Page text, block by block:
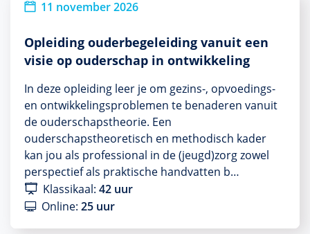
11 november 2026
Opleiding ouderbegeleiding vanuit een
visie op ouderschap in ontwikkeling
In deze opleiding leer je om gezins-, opvoedings-
en ontwikkelingsproblemen te benaderen vanuit
de ouderschapstheorie. Een
ouderschapstheoretisch en methodisch kader
kan jou als professional in de (jeugd)zorg zowel
perspectief als praktische handvatten b…
Klassikaal: 42 uur
Online: 25 uur